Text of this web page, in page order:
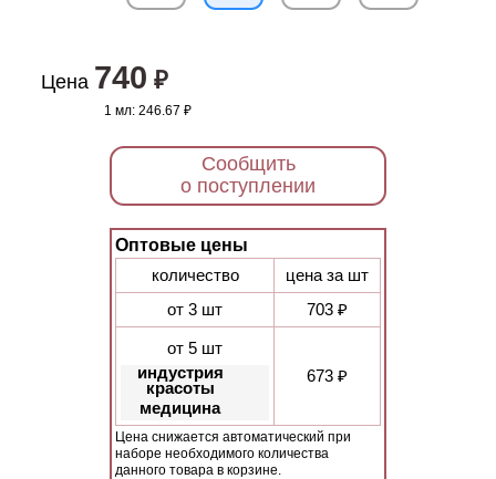
Цена 740 ₽
1 мл:246.67 ₽
Сообщить
о поступлении
Оптовые цены
количество
цена за шт
от 3 шт
703 ₽
от 5 шт
индустрия
красоты
медицина
673 ₽
Цена снижается автоматический при
наборе необходимого количества
данного товара в корзине.